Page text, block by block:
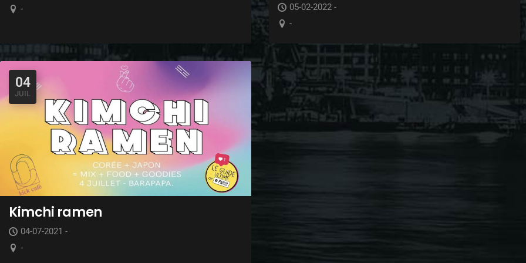
-
05-02-2022 -
-
04
JUIL
Kimchi ramen
04-07-2021 -
-